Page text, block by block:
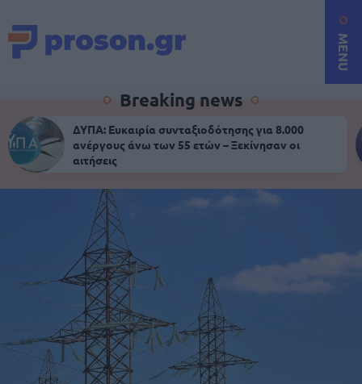
MENU
Breaking news
ΔΥΠΑ: Ευκαιρία συνταξιοδότησης για 8.000
ανέργους άνω των 55 ετών – Ξεκίνησαν οι
αιτήσεις